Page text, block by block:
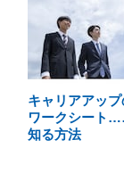
キャリアアッ
ワークシート
知る方法